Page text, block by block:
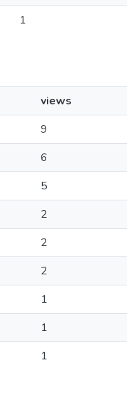
1
views
9
6
5
2
2
2
1
1
1